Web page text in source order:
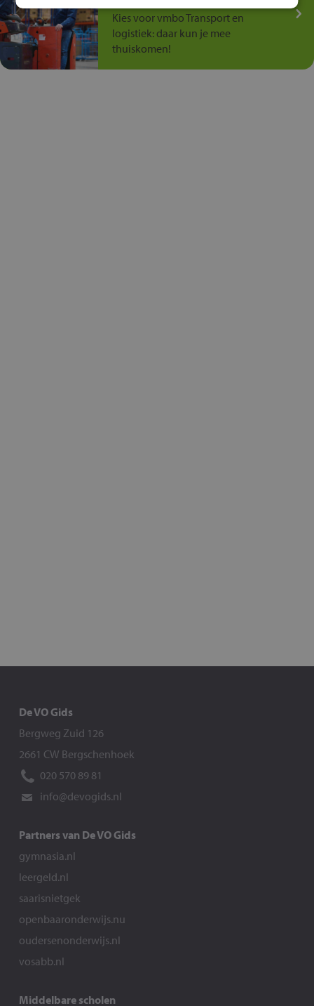
Kies voor vmbo Transport en
logistiek: daar kun je mee
thuiskomen!
De VO Gids
Bergweg Zuid 126
2661 CW Bergschenhoek
020 570 89 81
info@devogids.nl
Partners van De VO Gids
gymnasia.nl
leergeld.nl
saarisnietgek
openbaaronderwijs.nu
oudersenonderwijs.nl
vosabb.nl
Middelbare scholen